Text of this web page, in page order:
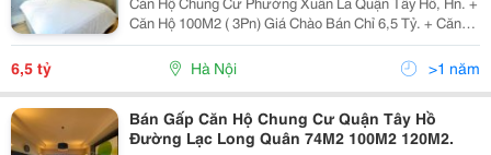
Căn Hộ 100M2 ( 3Pn) Giá Chào Bán Chỉ 6,5 Tỷ. + Căn
Hộ 120M2 ( 3Pn) Giá Chào Bán Chỉ 8 Tỷ. Nhà Đã Có Sẵn
6,5 tỷ Hà Nội >1 năm
Bán Gấp Căn Hộ Chung Cư Quận Tây Hồ
Đường Lạc Long Quân 74M2 100M2 120M2.